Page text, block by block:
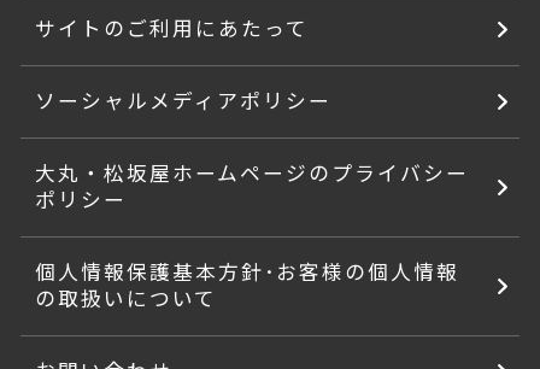
サイトのご利用にあたって
ソーシャルメディアポリシー
大丸・松坂屋ホームページのプライバシー
ポリシー
個人情報保護基本方針･お客様の個人情報
の取扱いについて